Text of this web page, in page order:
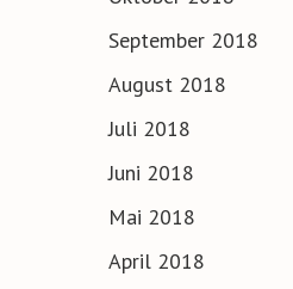
September 2018
August 2018
Juli 2018
Juni 2018
Mai 2018
April 2018